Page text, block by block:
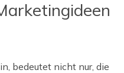
bedeutet nicht nur, die